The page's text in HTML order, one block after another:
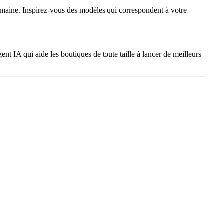
Inspirez-vous des modèles qui correspondent à votre
IA qui aide les boutiques de toute taille à lancer de meilleurs